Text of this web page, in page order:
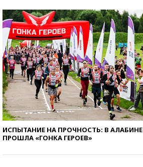
ИСПЫТАНИЕ НА ПРОЧНОСТЬ: В АЛАБИНЕ
ПРОШЛА «ГОНКА ГЕРОЕВ»